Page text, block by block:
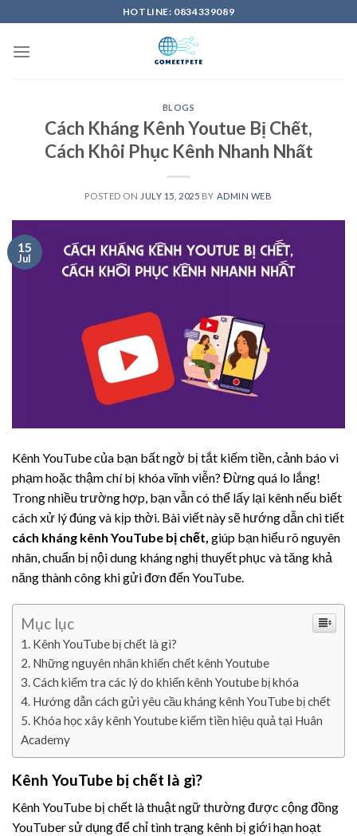
content
HOTLINE: 0834339089
BLOGS
Cách Kháng Kênh Youtue Bị Chết,
Cách Khôi Phục Kênh Nhanh Nhất
POSTED ON JULY 15, 2025 BY ADMIN WEB
15
Jul
Kênh YouTube của bạn bất ngờ bị tắt kiếm tiền, cảnh báo vi
phạm hoặc thậm chí bị khóa vĩnh viễn? Đừng quá lo lắng!
Trong nhiều trường hợp, bạn vẫn có thể lấy lại kênh nếu biết
cách xử lý đúng và kịp thời. Bài viết này sẽ hướng dẫn chi tiết
cách kháng kênh YouTube bị chết, giúp bạn hiểu rõ nguyên
nhân, chuẩn bị nội dung kháng nghị thuyết phục và tăng khả
năng thành công khi gửi đơn đến YouTube.
Mục lục
Kênh YouTube bị chết là gì?
Những nguyên nhân khiến chết kênh Youtube
Cách kiểm tra các lý do khiến kênh Youtube bị khóa
Hướng dẫn cách gửi yêu cầu kháng kênh YouTube bị chết
Khóa học xây kênh Youtube kiếm tiền hiệu quả tại Huân
Academy
Kênh YouTube bị chết là gì?
Kênh YouTube bị chết là thuật ngữ thường được cộng đồng
YouTuber sử dụng để chỉ tình trạng kênh bị giới hạn hoạt